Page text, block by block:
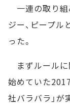
一連の取り組
ジー、ピープ
った。
まずルールに
始めていた
社バラバラ」が